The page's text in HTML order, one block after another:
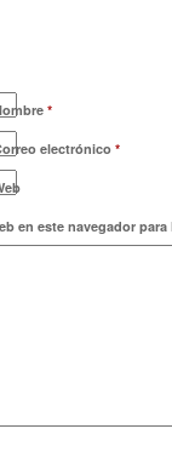
*
electrónico*
en este navegador